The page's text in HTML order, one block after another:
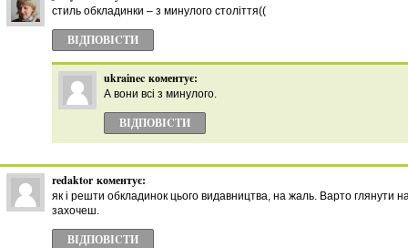
стиль обкладинки – з минулого століття((
ВІДПОВІCТИ
ukrainec коментує:
А вони всі з минулого.
ВІДПОВІCТИ
redaktor коментує:
як і решти обкладинок цього видавництва, на жаль. Варто глянути
захочеш.
ВІДПОВІCТИ